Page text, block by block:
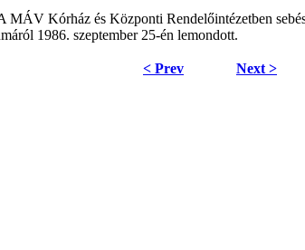
MÁV Kórház és Központi Rendelőintézetben
1986. szeptember 25-én lemondott.
< Prev Next >